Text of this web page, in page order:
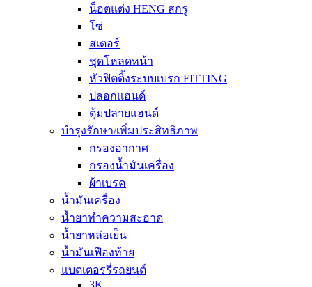
น็อตแต่ง HENG สกรู
โซ่
สเตอร์
ชุดโหลดหน้า
หัวฟิตติ้งระบบเบรก FITTING
ปลอกแฮนด์
ตุ้มปลายแฮนด์
บำรุงรักษา/เพิ่มประสิทธิภาพ
กรองอากาศ
กรองน้ำมันเครื่อง
ผ้าเบรค
น้ำมันเครื่อง
น้ำยาทำความสะอาด
น้ำยาหล่อเย็น
น้ำมันเฟืองท้าย
แบตเตอรรี่รถยนต์
3K